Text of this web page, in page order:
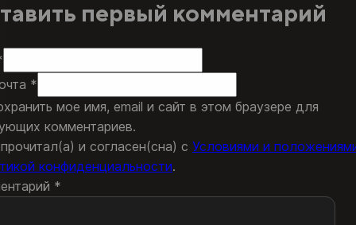
первый комментарий
*
мое имя, email и сайт в этом браузере для
комментариев.
и согласен(сна) с Условиями и
конфиденциальности.
*